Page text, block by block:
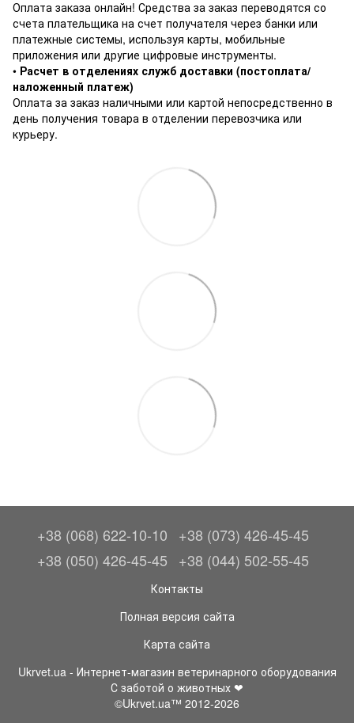
Оплата заказа онлайн! Средства за заказ переводятся со
счета плательщика на счет получателя через банки или
платежные системы, используя карты, мобильные
приложения или другие цифровые инструменты.
• Расчет в отделениях служб доставки (постоплата/
наложенный платеж)
Оплата за заказ наличными или картой непосредственно в
день получения товара в отделении перевозчика или
курьеру.
+38 (068) 622-10-10
+38 (073) 426-45-45
+38 (050) 426-45-45
+38 (044) 502-55-45
Контакты
Полная версия сайта
Карта сайта
Ukrvet.ua - Интернет-магазин ветеринарного оборудования
С заботой о животных ❤
©Ukrvet.ua™ 2012-2026